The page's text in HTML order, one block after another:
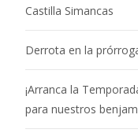
Castilla Simancas
Derrota en la
¡Arranca la
para nuestros